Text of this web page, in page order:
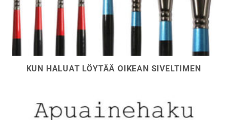
KUN HALUAT LÖYTÄÄ OIKEAN SIVELTIMEN